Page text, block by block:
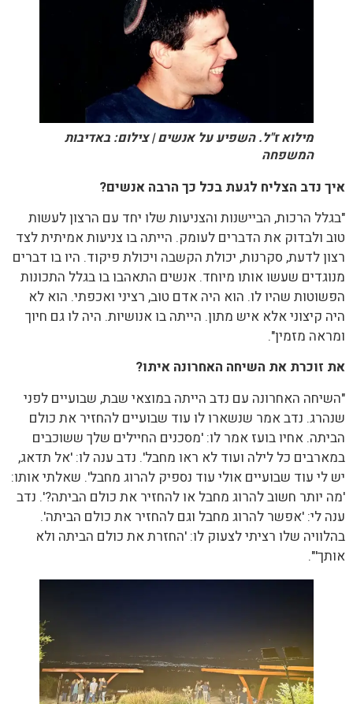
מילוא ז"ל. השפיע על אנשים | צילום: באדיבות
המשפחה
איך נדב הצליח לגעת בכל כך הרבה אנשים?
"בגלל הרכות, הביישנות והצניעות שלו יחד עם הרצון לעשות
טוב ולבדוק את הדברים לעומק. הייתה בו צניעות אמיתית לצד
רצון לדעת, סקרנות, יכולת הקשבה ויכולת פיקוד. היו בו דברים
מנוגדים שעשו אותו מיוחד. אנשים התאהבו בו בגלל התכונות
הפשוטות שהיו לו. הוא היה אדם טוב, רציני ואכפתי. הוא לא
היה קיצוני אלא איש מתון. הייתה בו אנושיות. היה לו גם חיוך
ומראה מזמין".
את זוכרת את השיחה האחרונה איתו?
"השיחה האחרונה עם נדב הייתה במוצאי שבת, שבועיים לפני
שנהרג. נדב אמר שנשארו לו עוד שבועיים להחזיר את כולם
הביתה. אחיו בועז אמר לו: 'מסכנים החיילים שלך ששוכבים
במארבים כל לילה ועוד לא ראו מחבל'. נדב ענה לו: 'אל תדאג,
יש לי עוד שבועיים אולי עוד נספיק להרוג מחבל'. שאלתי אותו:
'מה יותר חשוב להרוג מחבל או להחזיר את כולם הביתה?'. נדב
ענה לי: 'אפשר להרוג מחבל וגם להחזיר את כולם הביתה'.
בהלוויה שלו רציתי לצעוק לו: 'החזרת את כולם הביתה ולא
אותך'".